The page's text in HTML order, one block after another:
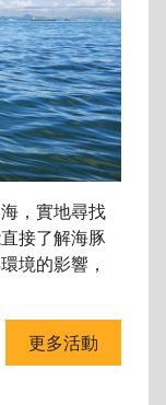
，實地尋找
接了解海豚
境的影響，
更多活動